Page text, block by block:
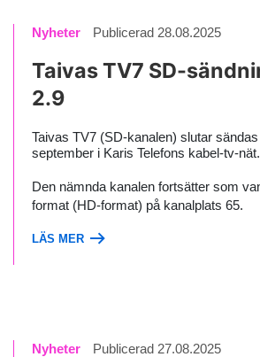
Nyheter Publicerad 28.08.2025
Taivas TV7 SD-
2.9
Taivas TV7 (SD-kanalen) slutar
september i Karis Telefons kabel-tv-nät.
Den nämnda kanalen fortsätter som
format (HD-format) på kanalplats 65.
LÄS MER
Nyheter Publicerad 27.08.2025